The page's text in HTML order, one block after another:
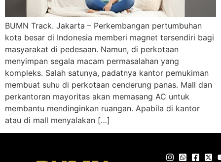
BUMN Track. Jakarta – Perkembangan pertumbuhan
kota besar di Indonesia memberi magnet tersendiri bagi
masyarakat di pedesaan. Namun, di perkotaan
menyimpan segala macam permasalahan yang
kompleks. Salah satunya, padatnya kantor pemukiman
membuat suhu di perkotaan cenderung panas. Mall dan
perkantoran mayoritas akan memasang AC untuk
membantu mendinginkan ruangan. Apabila di kantor
atau di mall menyalakan […]